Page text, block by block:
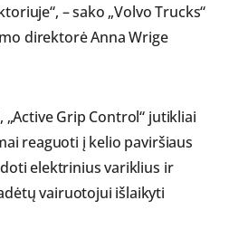
– sako „Volvo Trucks“
direktorė Anna Wrige
„Active Grip Control“ jutikliai
reaguoti į kelio paviršiaus
elektrinius variklius ir
vairuotojui išlaikyti